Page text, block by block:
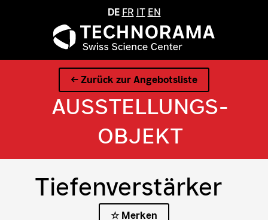
DE FR IT EN
← Zurück zur Angebotsliste
AUSSTELLUNGS­
OBJEKT
Tiefenverstärker
☆ Merken